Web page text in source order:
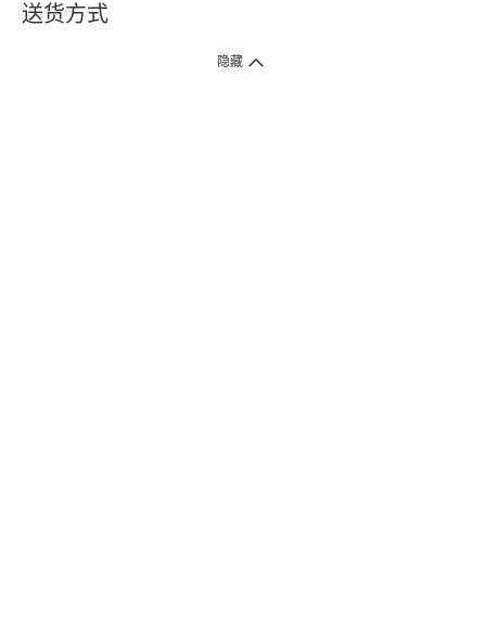
送货方式
1. 送货到府（受卫生署条例规管产品除外 ）
隐藏